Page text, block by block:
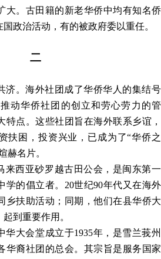
大。古田籍的新老华侨中均有知名侨
政治活动，有的被政府委以重任。
二
济。海外社团成了华侨华人的集结号
动华侨社团的创立和劳心劳力的管
特点。这些社团旨在海外联系乡谊，
扶困，投资兴业，已成为了“华侨之
名片。
来西亚砂罗越古田公会，是闽东第一
的倡立者。20世纪90年代又在海外
乡扶助活动；同期，他们在县华侨大
到重要作用。
华大会堂成立于1935年，是雪兰莪州
华裔社团的总会。其宗旨是服务国家